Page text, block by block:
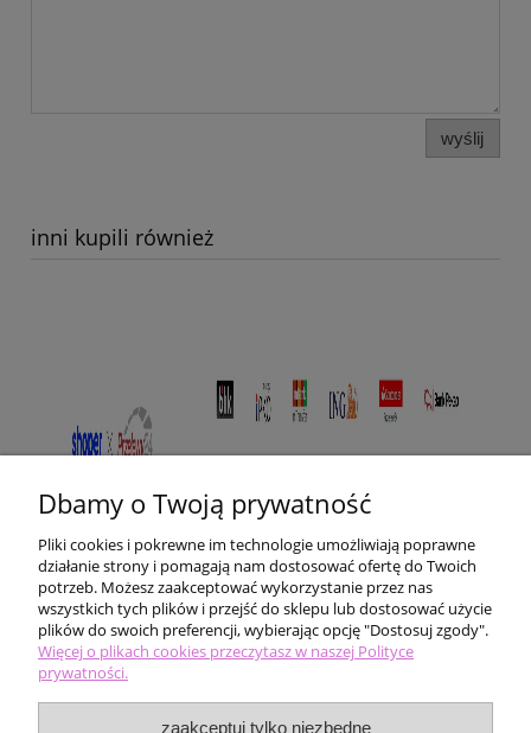
wyślij
inni kupili również
Pomoc
Moje konto
Dbamy o Twoją prywatność
Pliki cookies i pokrewne im technologie umożliwiają poprawne
działanie strony i pomagają nam dostosować ofertę do Twoich
potrzeb. Możesz zaakceptować wykorzystanie przez nas
wszystkich tych plików i przejść do sklepu lub dostosować użycie
plików do swoich preferencji, wybierając opcję "Dostosuj zgody".
Więcej o plikach cookies przeczytasz w naszej Polityce
prywatności.
zaakceptuj tylko niezbędne